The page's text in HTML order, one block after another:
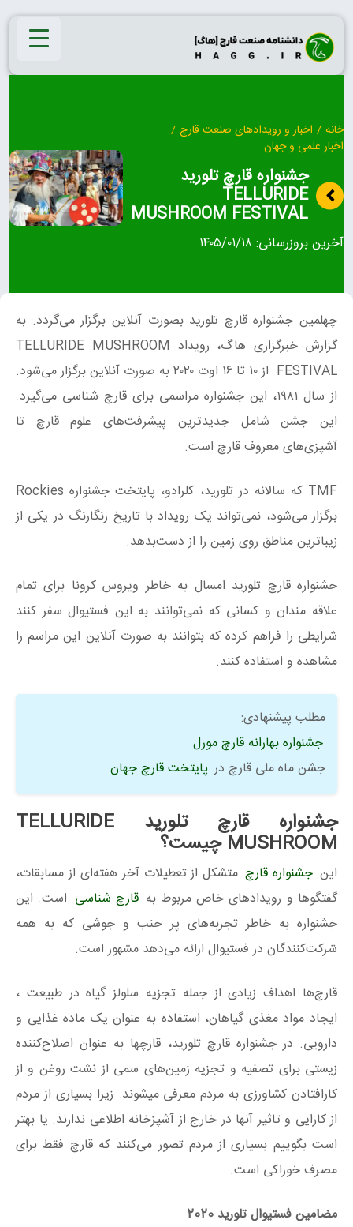
Skip
content
خانه / اخبار و رویدادهای صنعت قارچ /
اخبار علمی و جهان
جشنواره قارچ تلورید
TELLURIDE
MUSHROOM FESTIVAL
آخرین بروزرسانی:۱۴۰۵/۰۱/۱۸
چهلمین جشنواره قارچ تلورید بصورت آنلاین برگزار می‌گردد. به
گزارش خبرگزاری هاگ، رویداد TELLURIDE MUSHROOM
FESTIVAL از ۱۰ تا ۱۶ اوت ۲۰۲۰ به صورت آنلاین برگزار می‌شود.
از سال ۱۹۸۱، این جشنواره مراسمی برای قارچ شناسی می‌گیرد.
این جشن شامل جدیدترین پیشرفت‌های علوم قارچ تا
آشپزی‌های معروف قارچ است.
TMF که سالانه در تلورید، کلرادو، پایتخت جشنواره Rockies
برگزار می‌شود، نمی‌تواند یک رویداد با تاریخ رنگارنگ در یکی از
زیباترین مناطق روی زمین را از دست‌بدهد.
جشنواره قارچ تلورید امسال به خاطر ویروس کرونا برای تمام
علاقه مندان و کسانی که نمی‌توانند به این فستیوال سفر کنند
شرایطی را فراهم کرده که بتوانند به صورت آنلاین این مراسم را
مشاهده و استفاده کنند.
مطلب پیشنهادی:
جشنواره بهارانه قارچ مورل
جشن ماه ملی قارچ در پایتخت قارچ جهان
جشنواره قارچ تلورید TELLURIDE
MUSHROOM چیست؟
این جشنواره قارچ متشکل از تعطیلات آخر هفته‌ای از مسابقات،
گفتگوها و رویدادهای خاص مربوط به قارچ شناسی است. این
جشنواره به خاطر تجربه‌های پر جنب و جوشی که به همه
شرکت‌کنندگان در فستیوال ارائه می‌دهد مشهور است.
قارچ‌ها اهداف زیادی از جمله تجزیه سلولز گیاه در طبیعت ،
ایجاد مواد مغذی گیاهان، استفاده به عنوان یک ماده غذایی و
دارویی. در جشنواره قارچ تلورید، قارچها به عنوان اصلاح‌کننده
زیستی برای تصفیه و تجزیه زمین‌های سمی از نشت روغن و از
کارافتادن کشاورزی به مردم معرفی میشوند. زیرا بسیاری از مردم
از کارایی و تاثیر آنها در خارج از آشپزخانه اطلاعی ندارند. یا بهتر
است بگوییم بسیاری از مردم تصور می‌کنند که قارچ فقط برای
مصرف خوراکی است.
مضامین فستیوال تلورید 2020